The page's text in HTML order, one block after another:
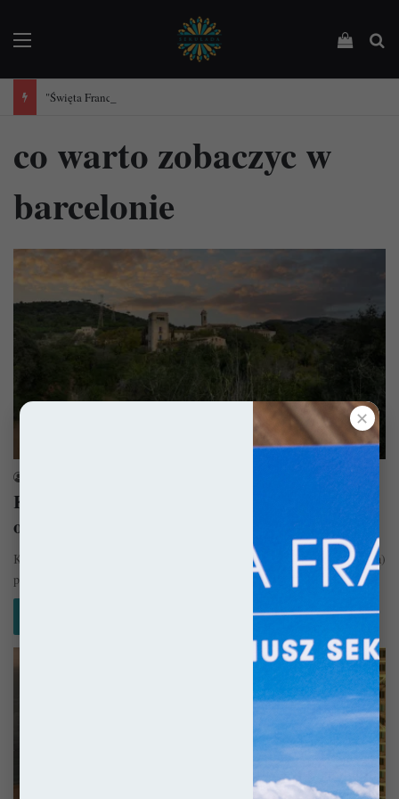
Menu
co warto zobaczyc w
barcelonie
Hiszpania
Klasztor Sant Jeroni de la Murtra – Galeria
osobistości
Klasztor Sant Jeroni de la Murtra (kat. Monestir Sant Jeroni de la Murtra)
położony jest w Dolinie Belén, 13 kilometrów…
✕